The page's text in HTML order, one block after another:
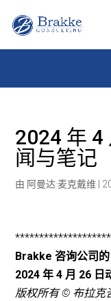
2024 年 4
闻与笔记
由 阿曼达·麦克戴维
Brakke 咨询公司的
2024 年 4 月 26 日
版权所有 © 布拉克